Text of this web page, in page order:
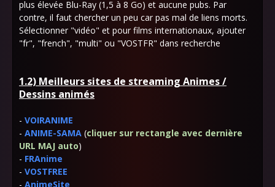
plus élevée Blu-Ray (1,5 à 8 Go) et aucune pubs. Par
contre, il faut chercher un peu car pas mal de liens morts.
Sélectionner "vidéo" et pour films internationaux, ajouter
"fr", "french", "multi" ou "VOSTFR" dans recherche
1.2) Meilleurs sites de streaming Animes /
Dessins animés
- VOIRANIME
- ANIME-SAMA (cliquer sur rectangle avec dernière
URL MAJ auto)
- FRAnime
- VOSTFREE
- AnimeSite